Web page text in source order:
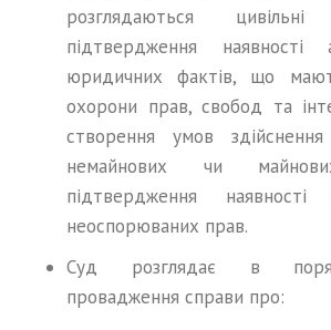
розглядаються
підтвердження наявності
юридичних фактів, що
охорони прав, свобод та
створення умов
немайнових чи
підтвердження наявності
неоспорюваних прав.
Суд розглядає в
провадження справи про: